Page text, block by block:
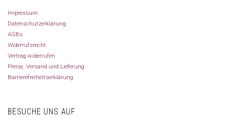
Impressum
Datenschutzerklärung
AGBs
Widerrufsrecht
Vertrag widerrufen
Preise, Versand und Lieferung
Barrierefreiheitserklärung
BESUCHE UNS AUF